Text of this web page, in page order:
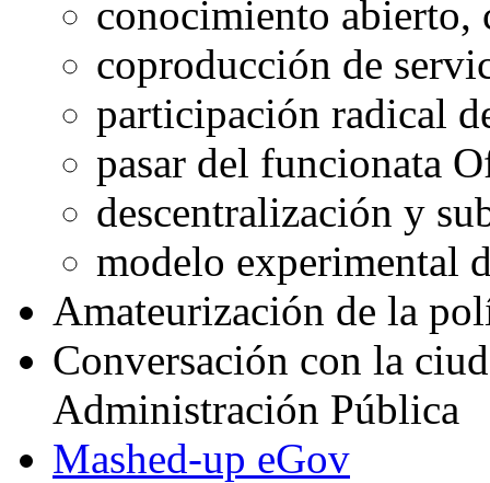
conocimiento abierto,
coproducción de
participación radical
pasar del funcionata
descentralización y
modelo experimental
Amateurización de la
Conversación con la
Administración Pública
Mashed-up eGov